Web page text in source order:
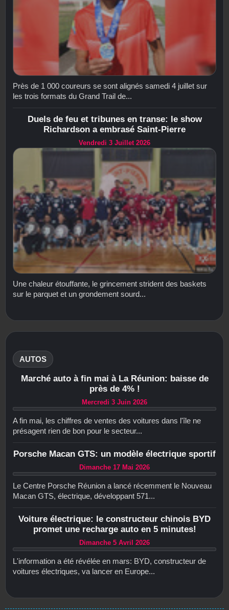
Près de 1 000 coureurs se sont alignés samedi 4 juillet sur
les trois formats du Grand Trail de...
Duels de feu et tribunes en transe: le show
Richardson a embrasé Saint-Pierre
Vendredi 3 Juillet 2026
Une chaleur étouffante, le grincement strident des baskets
sur le parquet et un grondement sourd...
AUTOS
Marché auto à fin mai à La Réunion: baisse de
près de 4% !
Mercredi 3 Juin 2026
A fin mai, les chiffres de ventes des voitures dans l'île ne
présagent rien de bon pour le secteur...
Porsche Macan GTS: un modèle électrique sportif
Dimanche 17 Mai 2026
Le Centre Porsche Réunion a lancé récemment le Nouveau
Macan GTS, électrique, développant 571...
Voiture électrique: le constructeur chinois BYD
promet une recharge auto en 5 minutes!
Dimanche 5 Avril 2026
L'information a été révélée en mars: BYD, constructeur de
voitures électriques, va lancer en Europe...